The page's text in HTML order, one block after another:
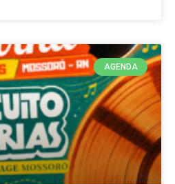
AGENDA